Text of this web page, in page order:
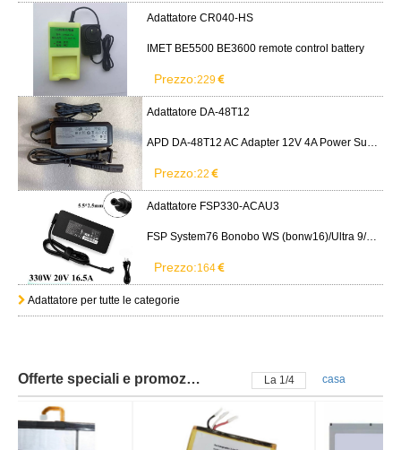
Adattatore CR040-HS
IMET BE5500 BE3600 remote control battery
Prezzo:229
Adattatore DA-48T12
APD DA-48T12 AC Adapter 12V 4A Power Supply Cord
Prezzo:22
Adattatore FSP330-ACAU3
FSP System76 Bonobo WS (bonw16)/Ultra 9/RTX5090
Prezzo:164
Adattatore per tutte le categorie
Offerte speciali e promozioni La 2/4 casa